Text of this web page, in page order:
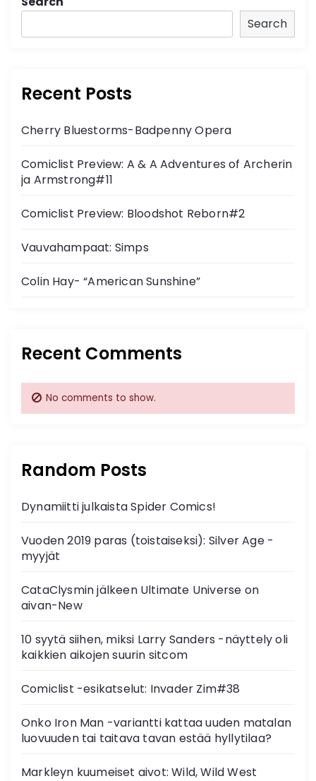
Search
Recent Posts
Cherry Bluestorms-Badpenny Opera
Comiclist Preview: A & A Adventures of Archerin
ja Armstrong#11
Comiclist Preview: Bloodshot Reborn#2
Vauvahampaat: Simps
Colin Hay- “American Sunshine”
Recent Comments
No comments to show.
Random Posts
Dynamiitti julkaista Spider Comics!
Vuoden 2019 paras (toistaiseksi): Silver Age -
myyjät
CataClysmin jälkeen Ultimate Universe on
aivan-New
10 syytä siihen, miksi Larry Sanders -näyttely oli
kaikkien aikojen suurin sitcom
Comiclist -esikatselut: Invader Zim#38
Onko Iron Man -variantti kattaa uuden matalan
luovuuden tai taitava tavan estää hyllytilaa?
Markleyn kuumeiset aivot: Wild, Wild West